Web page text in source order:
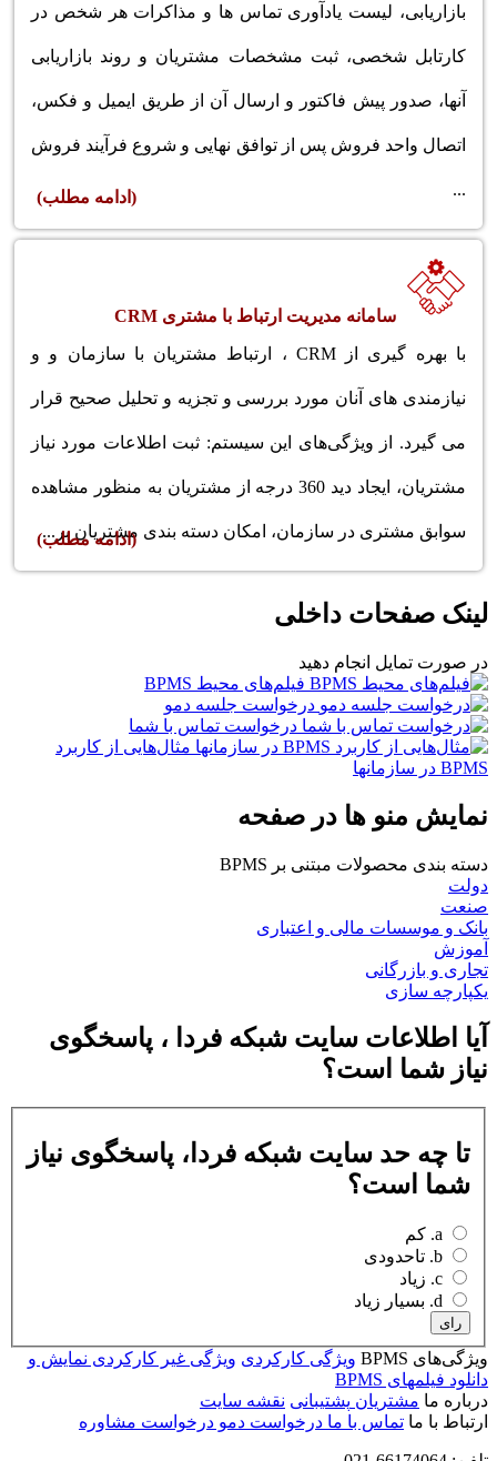
بازاریابی، لیست یادآوری تماس ها و مذاکرات هر شخص در
کارتابل شخصی، ثبت مشخصات مشتریان و روند بازاریابی
آنها، صدور پیش فاکتور و ارسال آن از طریق ایمیل و فکس،
اتصال واحد فروش پس از توافق نهایی و شروع فرآیند فروش
... (ادامه مطلب)
سامانه مدیریت ارتباط با مشتری CRM
با بهره گیری از CRM ، ارتباط مشتریان با سازمان و و
نیازمندی های آنان مورد بررسی و تجزیه و تحلیل صحیح قرار
می گیرد. از ویژگی‌های این سیستم: ثبت اطلاعات مورد نیاز
مشتریان، ایجاد دید 360 درجه از مشتریان به منظور مشاهده
سوابق مشتری در سازمان، امکان دسته بندی مشتریان بر...
(ادامه مطلب)
لینک صفحات داخلی
در صورت تمایل انجام دهید
فیلم‌های محیط BPMS
درخواست جلسه دمو
درخواست تماس با شما
مثال‌هایی از کاربرد
BPMS در سازمانها
نمایش منو ها در صفحه
دسته بندی محصولات مبتنی بر BPMS
دولت
صنعت
بانک و موسسات مالی و اعتباری
آموزش
تجاری و بازرگانی
یکپارچه سازی
آیا اطلاعات سایت شبکه فردا ، پاسخگوی
نیاز شما است؟
تا چه حد سایت شبکه فردا، پاسخگوی نیاز
شما است؟
رای
ویژگی‌های BPMS ویژگی کارکردی ویژگی غیر کارکردی نمایش و
دانلود فیلمهای BPMS
درباره ما مشتریان پشتیبانی نقشه سایت
ارتباط با ما تماس با ما درخواست دمو درخواست مشاوره